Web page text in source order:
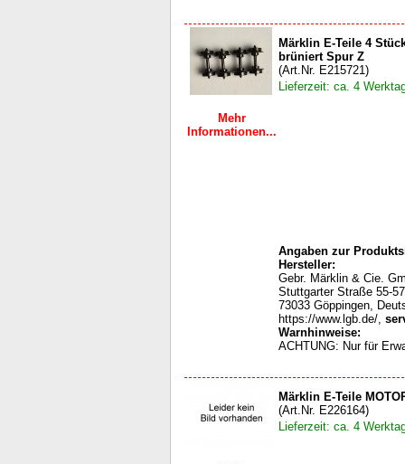
Mehr
Informationen...
Märklin E-Teile 4
brüniert Spur Z
(Art.Nr. E215721)
Lieferzeit: ca. 4
Angaben zur
Hersteller:
Gebr. Märklin & Cie.
Stuttgarter Straße 55-57
73033 Göppingen,
https://www.lgb.de/,
Warnhinweise:
ACHTUNG: Nur für
Märklin E-Teile
(Art.Nr. E226164)
Lieferzeit: ca. 4